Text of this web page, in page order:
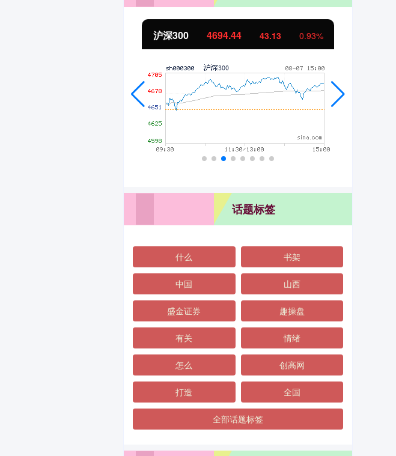
沪深300 4694.44 43.13 0.93%
话题标签
什么 书架
中国 山西
盛金证券 趣操盘
有关 情绪
怎么 创高网
打造 全国
全部话题标签